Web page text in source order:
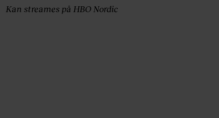
Kan streames på HBO Nordic